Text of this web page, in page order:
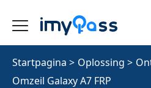
Startpagina > Oplossing >
Omzeil Galaxy A7 FRP